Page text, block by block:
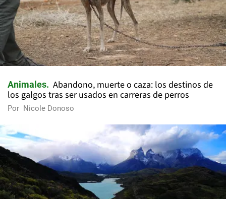
Animales
Abandono, muerte o caza: los destinos de
los galgos tras ser usados en carreras de perros
Por Nicole Donoso